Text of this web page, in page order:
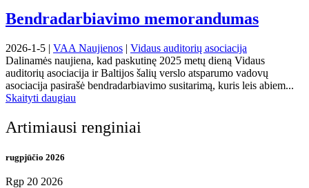
Bendradarbiavimo memorandumas
2026-1-5 | VAA Naujienos | Vidaus auditorių asociacija
Dalinamės naujiena, kad paskutinę 2025 metų dieną Vidaus
auditorių asociacija ir Baltijos šalių verslo atsparumo vadovų
asociacija pasirašė bendradarbiavimo susitarimą, kuris leis abiem...
Skaityti daugiau
Artimiausi renginiai
rugpjūčio 2026
Rgp 20 2026